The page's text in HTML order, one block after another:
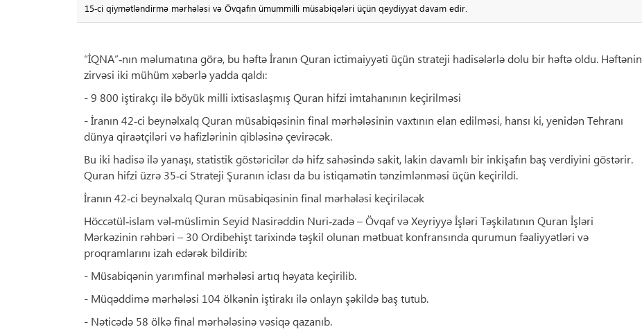
15‑ci qiymətləndirmə mərhələsi və Övqafın ümummilli müsabiqələri üçün qeydiyyat davam edir.
“İQNA”‑nın məlumatına görə, bu həftə İranın Quran ictimaiyyəti üçün strateji hadisələrlə dolu bir həftə oldu. Həftənin
zirvəsi iki mühüm xəbərlə yadda qaldı:
- 9 800 iştirakçı ilə böyük milli ixtisaslaşmış Quran hifzi imtahanının keçirilməsi
- İranın 42‑ci beynəlxalq Quran müsabiqəsinin final mərhələsinin vaxtının elan edilməsi, hansı ki, yenidən Tehranı
dünya qiraətçiləri və hafizlərinin qibləsinə çevirəcək.
Bu iki hadisə ilə yanaşı, statistik göstəricilər də hifz sahəsində sakit, lakin davamlı bir inkişafın baş verdiyini göstərir.
Quran hifzi üzrə 35‑ci Strateji Şuranın iclası da bu istiqamətin tənzimlənməsi üçün keçirildi.
İranın 42‑ci beynəlxalq Quran müsabiqəsinin final mərhələsi keçiriləcək
Höccətül‑islam vəl‑müslimin Seyid Nasirəddin Nuri‑zadə – Övqaf və Xeyriyyə İşləri Təşkilatının Quran İşləri
Mərkəzinin rəhbəri – 30 Ordibehişt tarixində təşkil olunan mətbuat konfransında qurumun fəaliyyətləri və
proqramlarını izah edərək bildirib:
- Müsabiqənin yarımfinal mərhələsi artıq həyata keçirilib.
- Müqəddimə mərhələsi 104 ölkənin iştirakı ilə onlayn şəkildə baş tutub.
- Nəticədə 58 ölkə final mərhələsinə vəsiqə qazanıb.